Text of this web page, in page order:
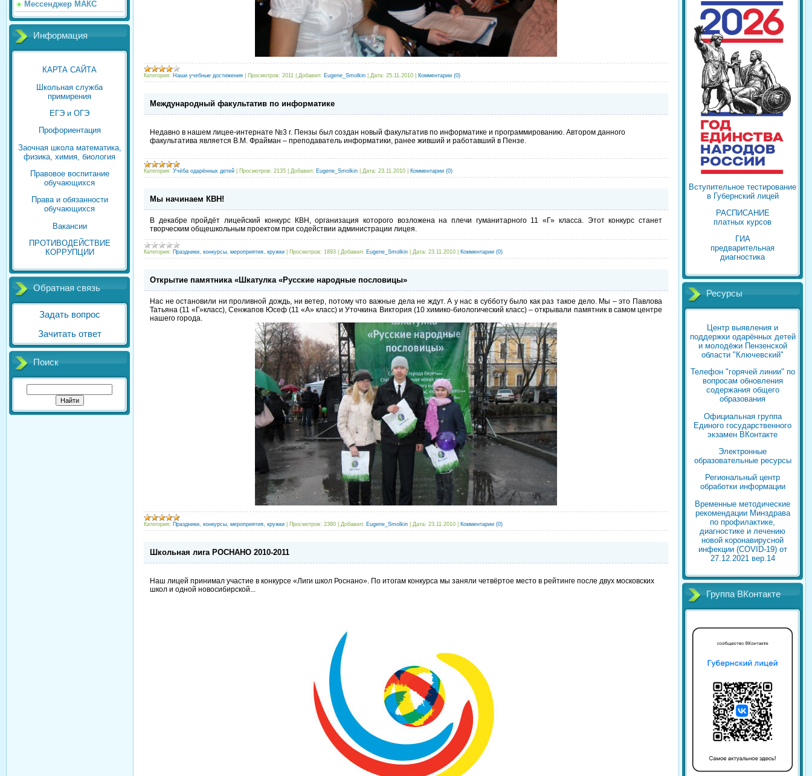
Мессенджер МАКС
Информация
КАРТА САЙТА
Школьная служба
примирения
ЕГЭ и ОГЭ
Профориентация
Заочная школа математика,
физика, химия, биология
Правовое воспитание
обучающихся
Права и обязанности
обучающихся
Вакансии
ПРОТИВОДЕЙСТВИЕ
КОРРУПЦИИ
Обратная связь
Задать вопрос
Зачитать ответ
Поиск
Категория: Наши учебные достижения Просмотров: 2011 Добавил: Eugene_Smolkin Дата: 25.11.2010 Комментарии (0)
Международный факультатив по информатике
Недавно в нашем лицее-интернате №3 г. Пензы был создан новый факультатив по информатике и программированию. Автором данного
факультатива является В.М. Фрайман – преподаватель информатики, ранее живший и работавший в Пензе.
Категория: Учёба одарённых детей Просмотров: 2135 Добавил: Eugene_Smolkin Дата: 23.11.2010 Комментарии (0)
Мы начинаем КВН!
В декабре пройдёт лицейский конкурс КВН, организация которого возложена на плечи гуманитарного 11 «Г» класса. Этот конкурс станет
творческим общешкольным проектом при содействии администрации лицея.
Категория: Праздники, конкурсы, мероприятия, кружки Просмотров: 1893 Добавил: Eugene_Smolkin Дата: 23.11.2010 Комментарии (0)
Открытие памятника «Шкатулка «Русские народные пословицы»
Нас не остановили ни проливной дождь, ни ветер, потому что важные дела не ждут. А у нас в субботу было как раз такое дело. Мы – это Павлова
Татьяна (11 «Г»класс), Сенжапов Юсеф (11 «А» класс) и Уточкина Виктория (10 химико-биологический класс) – открывали памятник в самом центре
нашего города.
Категория: Праздники, конкурсы, мероприятия, кружки Просмотров: 2380 Добавил: Eugene_Smolkin Дата: 23.11.2010 Комментарии (0)
Школьная лига РОСНАНО 2010-2011
Наш лицей принимал участие в конкурсе «Лиги школ Роснано». По итогам конкурса мы заняли четвёртое место в рейтинге после двух московских
школ и одной новосибирской...
Вступительное тестирование
в Губернский лицей
РАСПИСАНИЕ
платных курсов
ГИА
предварительная
диагностика
Ресурсы
Центр выявления и
поддержки одарённых детей
и молодёжи Пензенской
области "Ключевский"
Телефон "горячей линии" по
вопросам обновления
содержания общего
образования
Официальная группа
Единого государственного
экзамен ВКонтакте
Электронные
образовательные ресурсы
Региональный центр
обработки информации
Временные методические
рекомендации Минздрава
по профилактике,
диагностике и лечению
новой коронавирусной
инфекции (COVID-19) от
27.12.2021 вер.14
Группа ВКонтакте